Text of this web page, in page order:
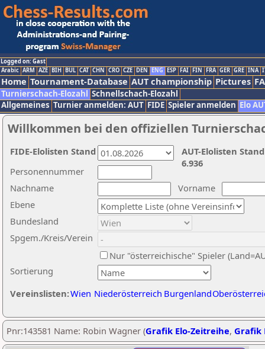
Logged on: Gast
Arabic ARM AZE BIH BUL CAT CHN CRO CZE DEN ENG ESP FAI FIN FRA GER GRE INA
Home Tournament-Database AUT championship Pictures
Turnierschach-Elozahl Schnellschach-Elozahl
Allgemeines Turnier anmelden: AUT FIDE Spieler anmelden Elo
Willkommen bei den offiziellen
Nachname
Vorname
Ebene
Sortierung
Personennummer
Bundesland
Spgem./Kreis/Verein
Nur "österreichische" Spieler
Vereinslisten:Wien Niederösterreich Burgenland
AUT-Elolisten
6.936
FIDE-Elolisten Stand
Pnr:143581 Name: Robin Wagner (Grafik Elo-Zeitreihe, Grafik